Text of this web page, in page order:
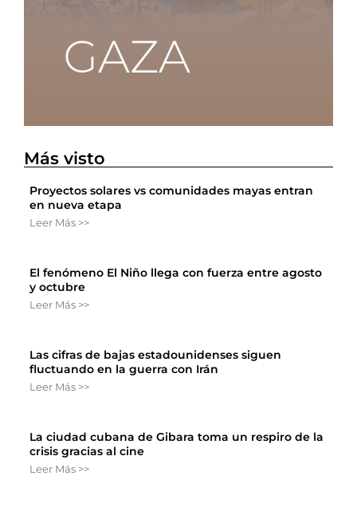
Más visto
Proyectos solares vs comunidades mayas entran
en nueva etapa
Leer Más >>
El fenómeno El Niño llega con fuerza entre agosto
y octubre
Leer Más >>
Las cifras de bajas estadounidenses siguen
fluctuando en la guerra con Irán
Leer Más >>
La ciudad cubana de Gibara toma un respiro de la
crisis gracias al cine
Leer Más >>